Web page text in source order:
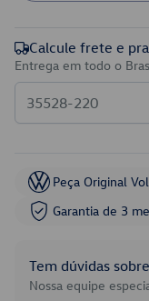
Calcule frete e
Entrega em todo o
Peça Original
Garantia de 3
Tem dúvidas
Nossa equipe